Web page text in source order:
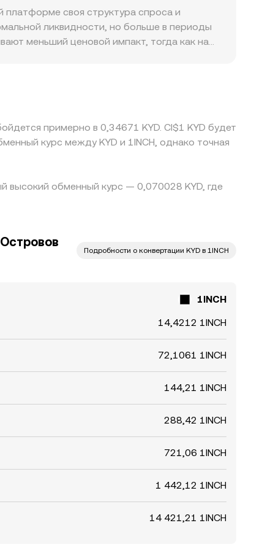
и их последующее приведение к
и возможной комиссии за конвертацию.
платформе своя структура спроса и
ликвидности, но больше в периоды
меньший ценовой импакт, тогда как на
conversion rate. Арбитраж между
различий в листингах и рисков
закроют ценовой разрыв.
примерно в 0,34671 KYD. CI$1 KYD будет
курс между KYD и 1INCH, однако точная
высокий обменный курс — 0,070028 KYD, где
Подробности о конвертации KYD в 1INCH
1INCH
14,4212 1INCH
72,1061 1INCH
144,21 1INCH
288,42 1INCH
721,06 1INCH
1 442,12 1INCH
14 421,21 1INCH